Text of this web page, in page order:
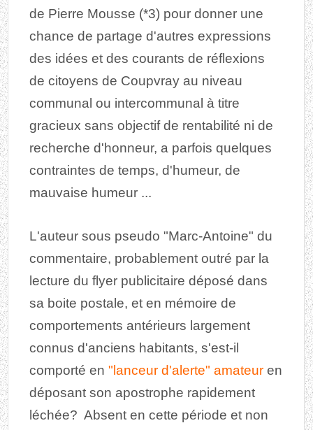
de Pierre Mousse (*3) pour donner une
chance de partage d'autres expressions
des idées et des courants de réflexions
de citoyens de Coupvray au niveau
communal ou intercommunal à titre
gracieux sans objectif de rentabilité ni de
recherche d'honneur, a parfois quelques
contraintes de temps, d'humeur, de
mauvaise humeur ...
L'auteur sous pseudo "Marc-Antoine" du
commentaire, probablement outré par la
lecture du flyer publicitaire déposé dans
sa boite postale, et en mémoire de
comportements antérieurs largement
connus d'anciens habitants, s'est-il
comporté en"lanceur d'alerte" amateuren
déposant son apostrophe rapidement
léchée? Absent en cette période et non